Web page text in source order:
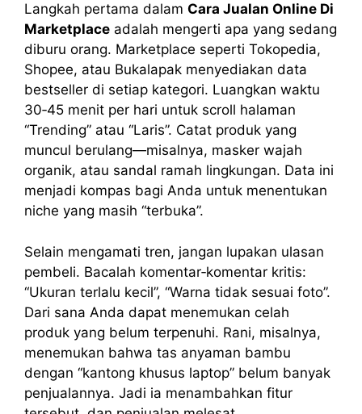
Langkah pertama dalam Cara Jualan Online Di
Marketplace adalah mengerti apa yang sedang
diburu orang. Marketplace seperti Tokopedia,
Shopee, atau Bukalapak menyediakan data
bestseller di setiap kategori. Luangkan waktu
30‑45 menit per hari untuk scroll halaman
“Trending” atau “Laris”. Catat produk yang
muncul berulang—misalnya, masker wajah
organik, atau sandal ramah lingkungan. Data ini
menjadi kompas bagi Anda untuk menentukan
niche yang masih “terbuka”.
Selain mengamati tren, jangan lupakan ulasan
pembeli. Bacalah komentar‑komentar kritis:
“Ukuran terlalu kecil”, “Warna tidak sesuai foto”.
Dari sana Anda dapat menemukan celah
produk yang belum terpenuhi. Rani, misalnya,
menemukan bahwa tas anyaman bambu
dengan “kantong khusus laptop” belum banyak
penjualannya. Jadi ia menambahkan fitur